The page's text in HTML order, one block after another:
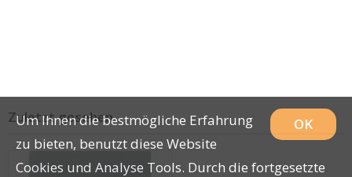
Zuletzt gesehen OK
Um Ihnen die bestmögliche Erfahrung
zu bieten, benutzt diese Website
Cookies und Analyse Tools. Durch die fortgesetzte